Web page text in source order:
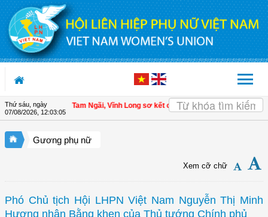
Truy cập nội dung luôn
Thứ sáu, ngày
07/08/2026, 12:03:06
Hội LHPN xã Tam Ngãi, Vĩnh Long sơ kết công tác Hội và phong trào phụ nữ 6
Gương phụ nữ
Xem cỡ chữ
Phó Chủ tịch Hội LHPN Việt Nam Nguyễn Thị Minh
Hương nhận Bằng khen của Thủ tướng Chính phủ